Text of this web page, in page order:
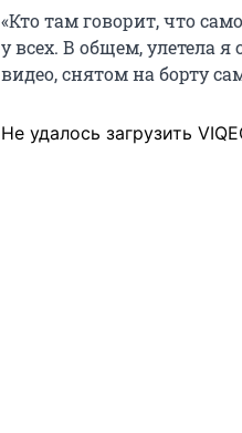
«Кто там говорит, что
у всех. В общем, улетела я
видео, снятом на борту
Не удалось загрузить